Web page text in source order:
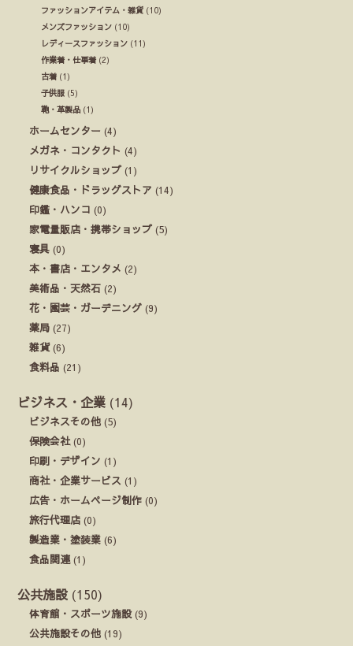
ファッションアイテム・雑貨 (10)
メンズファッション (10)
レディースファッション (11)
作業着・仕事着 (2)
古着 (1)
子供服 (5)
鞄・革製品 (1)
ホームセンター (4)
メガネ・コンタクト (4)
リサイクルショップ (1)
健康食品・ドラッグストア (14)
印鑑・ハンコ (0)
家電量販店・携帯ショップ (5)
寝具 (0)
本・書店・エンタメ (2)
美術品・天然石 (2)
花・園芸・ガーデニング (9)
薬局 (27)
雑貨(6)
食料品 (21)
ビジネス・企業 (14)
ビジネスその他 (5)
保険会社(0)
印刷・デザイン (1)
商社・企業サービス (1)
広告・ホームページ制作 (0)
旅行代理店 (0)
製造業・塗装業 (6)
食品関連 (1)
公共施設 (150)
体育館・スポーツ施設(9)
公共施設その他 (19)